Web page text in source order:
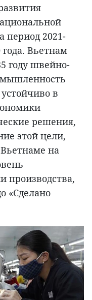
период 2021-
года. Вьетнам
году швейно-
в
решения,
этой цели,
на
производства,
«Сделано